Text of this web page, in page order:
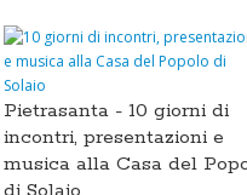
Pietrasanta - 10 giorni di
incontri, presentazioni e
musica alla Casa del